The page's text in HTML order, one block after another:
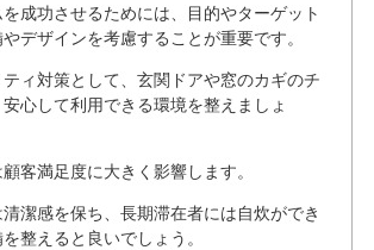
成功させるためには、目的やターゲット
デザインを考慮することが重要です。
ィ対策として、玄関ドアや窓のカギのチ
心して利用できる環境を整えましょ
客満足度に大きく影響します。
清潔感を保ち、長期滞在者には自炊ができ
整えると良いでしょう。